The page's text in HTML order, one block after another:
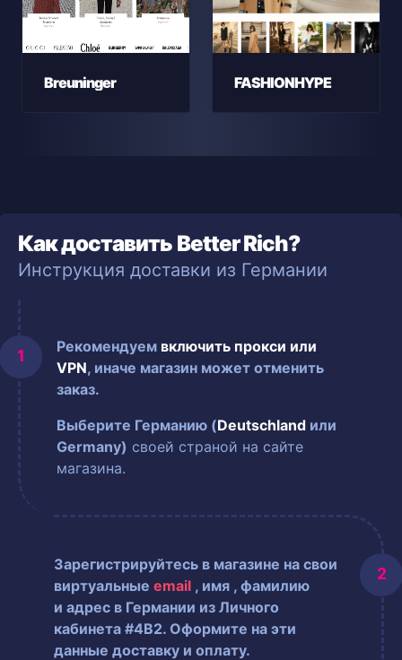
Breuninger FASHIONHYPE
Как доставить Better Rich?
Инструкция доставки из Германии
Рекомендуем включить прокси или
VPN, иначе магазин может отменить
заказ.
Выберите Германию (Deutschland или
Germany) своей страной на сайте
магазина.
Зарегистрируйтесь в магазине на свои
виртуальные email , имя , фамилию
и адрес в Германии из Личного
кабинета #4B2. Оформите на эти
данные доставку и оплату.